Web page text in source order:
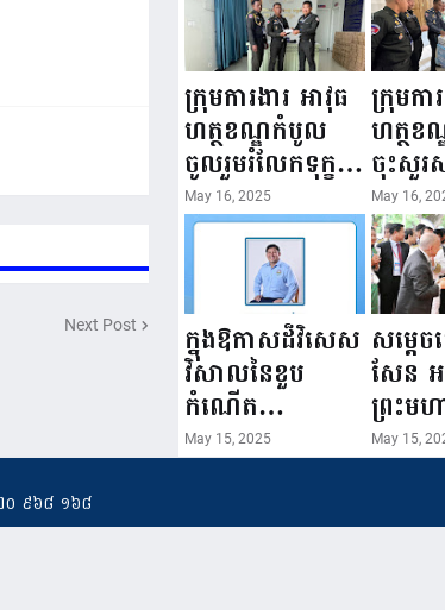
Next Post
ឆ្នាំ២០២៥នេះ
បានអញ្ជើញចុះធ្វើ
ជំរឿនថ្នាក់ដឹកនាំ
មន្ត្រីរាជការស៉ីវិល
នៃក្រសួងព័ត៌មាន...
ជាតិក
ឧសភ
១៦ ឧ
២០២
ក្រុមការងារ អាវុធ
ហត្ថខណ្ឌកំបូល
ចូលរួមរំលែកទុក្ខ
ដល់គ្រួសារ
សមាជិក ដែល
ឪពុកក្មេករបស់
លោកទទួលមរណៈ
ភាព!
May 16, 2025
ក្រុមកា
ហត្ថខ
ចុះសួរ
សមាជិ
គ្រោះថ្
ចរាច
សម្រា
នៅមន្ទី
May 16,
ក្នុងឱកាសដ៏វិសេស
វិសាលនៃខួប
កំណើត
គម្រប់ខួប៤៤
ឈានចូល៤៥ឆ្នាំ
សមាជិក សមាជិកា
May 15, 2025
សម្តេ
សែន អ
ព្រះម
យាងទត
បង្ហា
ឧស្សា
May 15,
០ ៩៦៨ ១៦៨